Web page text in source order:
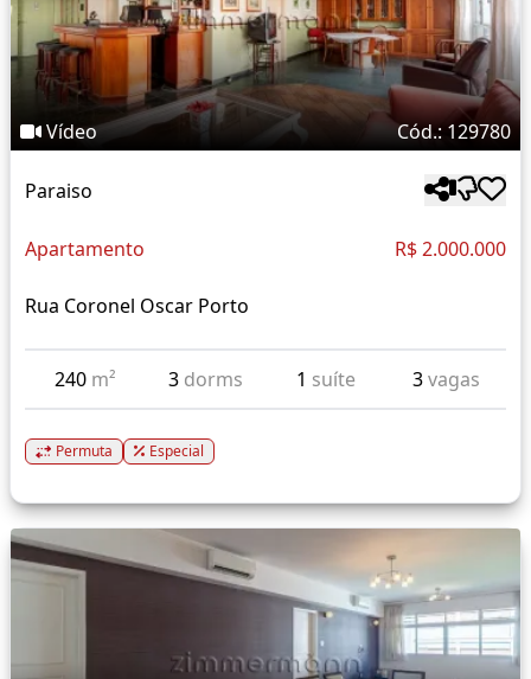
Vídeo Cód.: 129780
Paraiso
Apartamento R$ 2.000.000
Rua Coronel Oscar Porto
240 m² 3 dorms 1 suíte 3vagas
Permuta Especial